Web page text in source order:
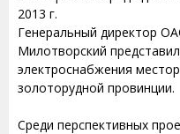
2013 г.
Генеральный директор
Милотворский
электроснабжения
золоторудной провинции.
Среди перспективных